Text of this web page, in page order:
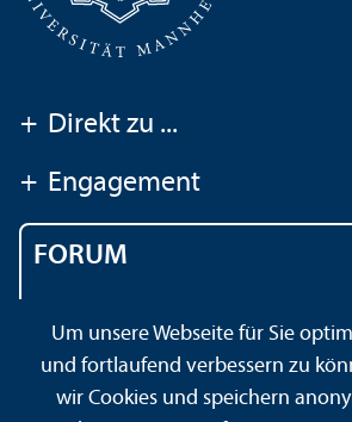
+ Direkt zu ...
+ Engagement
FORUM
Universität Mannheim
Um unsere Webseite für Sie
und fortlaufend verbessern zu
wir Cookies und speichern